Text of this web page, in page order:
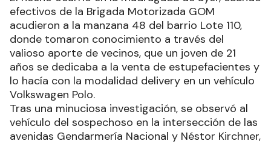
efectivos de la Brigada Motorizada GOM
acudieron a la manzana 48 del barrio Lote 110,
donde tomaron conocimiento a través del
valioso aporte de vecinos, que un joven de 21
años se dedicaba a la venta de estupefacientes y
lo hacía con la modalidad delivery en un vehículo
Volkswagen Polo.
Tras una minuciosa investigación, se observó al
vehículo del sospechoso en la intersección de las
avenidas Gendarmería Nacional y Néstor Kirchner,